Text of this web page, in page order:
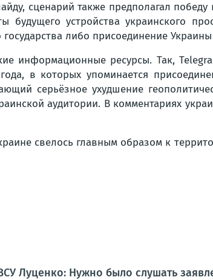
сценарий также предполагал
будущего устройства украинского
либо присоединение
информационные ресурсы. Так,
в которых упоминается
серьёзное ухудшение
аудитории. В комментариях
свелось главным образом к
Луценко: Нужно было слушать